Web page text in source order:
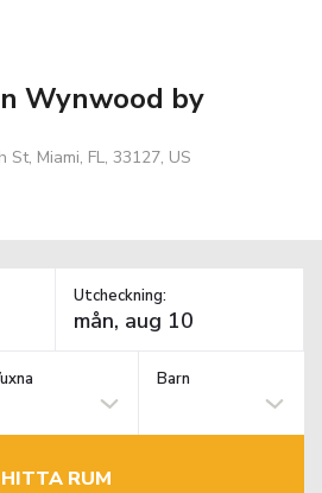
Wynwood by
Miami, FL, 33127, US
Utcheckning:
Barn
HITTA RUM